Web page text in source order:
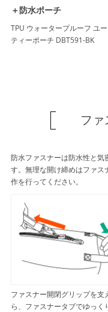
＋防水ポーチ
TPU ウォータープルーフ ユ
ティーポーチ DBT591-BK
フ
防水ファスナーは防水性と気
す。無理な開け締めはファ
作を行ってください。
ファスナー開閉グリップを支
ら、ファスナータブでゆっく